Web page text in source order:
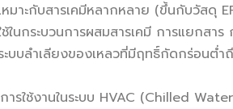
หมาะกับสารเคมีหลากหลาย (ขึ้นกับวัสดุ
ในกระบวนการผสมสารเคมี การแยกสาร
ะบบลำเลียงของเหลวที่มีฤทธิ์กัดกร่อนต่ำ
ารใช้งานในระบบ HVAC (Chilled